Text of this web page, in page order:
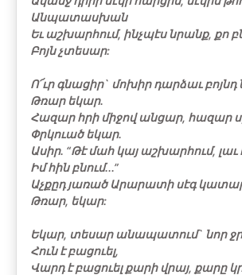
Անպատասխան
Եւ աշխարհում, ինչպէս նրանք, քո
Բոյն չտեսար:
Ո՜ւր գնացիր` մոխիր դարձաւ բոյնդ
Թռար եկար.
Հազար հրի միջով անցար, հազար
Փրկուած եկար.
Ասիր. “Թէ մահ կայ աշխարհում, լաւ
Իմ հին բնում...”
Աչքըդ յառած Արարատի սէգ
Թռար, եկար:
Եկար, տեսար անապատում` նոր
Հուն է բացուել,
Վարդ է բացուել քարի վրայ, քարը